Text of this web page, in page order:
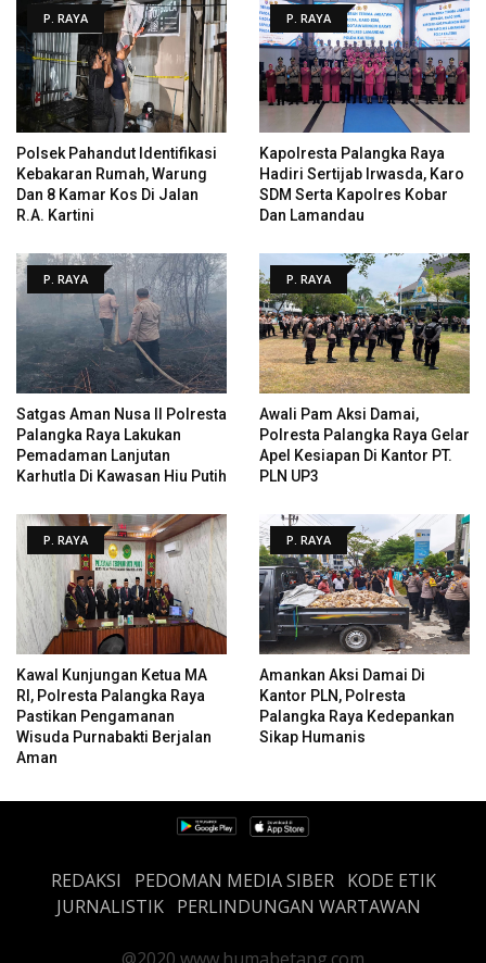
P. RAYA
Polsek Pahandut Identifikasi
Kebakaran Rumah, Warung
Dan 8 Kamar Kos Di Jalan
R.A. Kartini
P. RAYA
Kapolresta Palangka Raya
Hadiri Sertijab Irwasda, Karo
SDM Serta Kapolres Kobar
Dan Lamandau
P. RAYA
Satgas Aman Nusa II Polresta
Palangka Raya Lakukan
Pemadaman Lanjutan
Karhutla Di Kawasan Hiu Putih
P. RAYA
Awali Pam Aksi Damai,
Polresta Palangka Raya Gelar
Apel Kesiapan Di Kantor PT.
PLN UP3
P. RAYA
Kawal Kunjungan Ketua MA
RI, Polresta Palangka Raya
Pastikan Pengamanan
Wisuda Purnabakti Berjalan
Aman
P. RAYA
Amankan Aksi Damai Di
Kantor PLN, Polresta
Palangka Raya Kedepankan
Sikap Humanis
REDAKSI PEDOMAN MEDIA SIBER
KODE ETIK
JURNALISTIK PERLINDUNGAN WARTAWAN